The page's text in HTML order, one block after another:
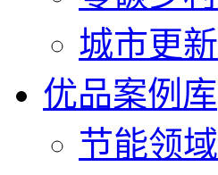
城市更新
优品案例库
节能领域